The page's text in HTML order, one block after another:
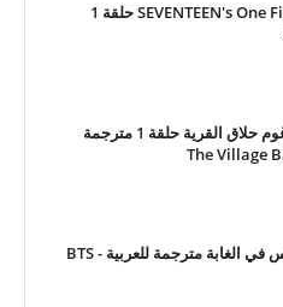
برنامج SEVENTEEN's One Fine Day حلقة 1
برنامج بارك بوغوم حلاق القرية حلقة 1 مترجمة
الحلقة 1 من بتس في الغابة مترجمة للعربية - BTS